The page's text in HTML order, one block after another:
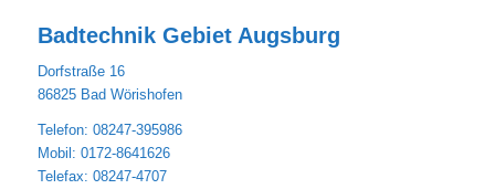
Badtechnik Gebiet Augsburg
Dorfstraße 16
86825 Bad Wörishofen
Telefon: 08247-395986
Mobil: 0172-8641626
Telefax: 08247-4707